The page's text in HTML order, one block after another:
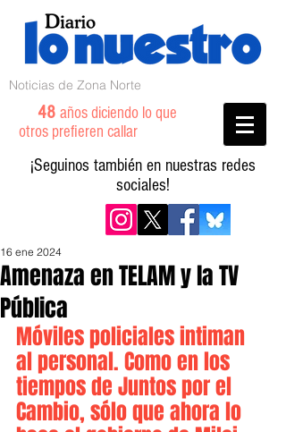
Noticias de Zona Norte
48 años diciendo lo que
otros prefieren callar
¡Seguinos también en nuestras redes
sociales!
Amenaza en TELAM y la TV
Pública
16 ene 2024
Móviles policiales intiman
al personal. Como en los
tiempos de Juntos por el
Cambio, sólo que ahora lo